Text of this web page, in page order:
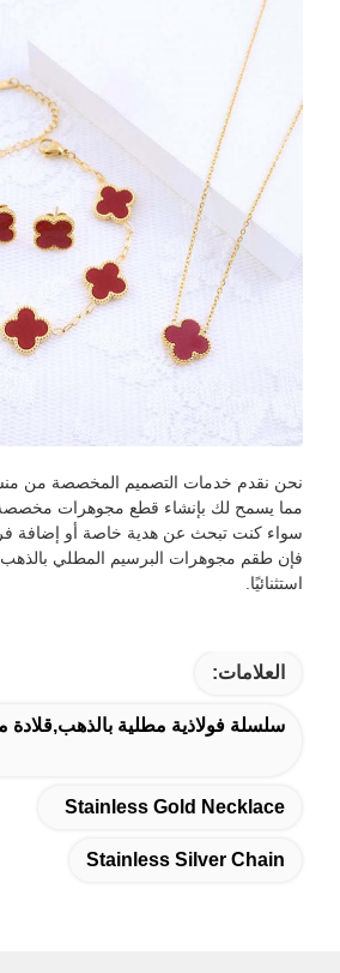
نحن نقدم خدمات التصميم المخصصة من
مما يسمح لك بإنشاء قطع مجوهرات مخصصة
سواء كنت تبحث عن هدية خاصة أو إضافة
فإن طقم مجوهرات البرسيم المطلي بالذهب
استثنائيًا.
العلامات:
سلسلة فولاذية مطلية
Stainless Gold Necklace
Stainless Silver Chain